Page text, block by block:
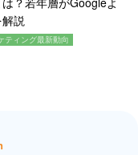
説
ティング最新動向